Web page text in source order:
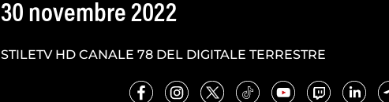
30 novembre 2022
STILETV HD CANALE 78 DEL DIGITALE TERRESTRE